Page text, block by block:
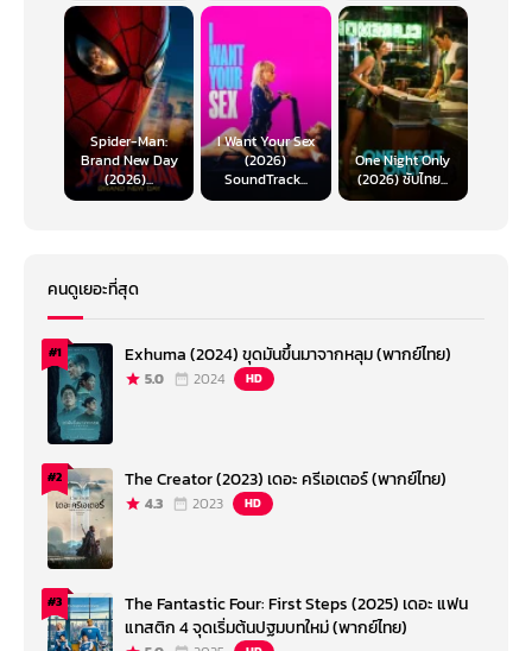
Spider-Man:
Brand New Day
(2026)...
I Want Your Sex
(2026)
SoundTrack...
One Night Only
(2026) ซับไทย...
คนดูเยอะที่สุด
#1 Exhuma (2024) ขุดมันขึ้นมาจากหลุม (พากย์ไทย)
5.0 2024 HD
#2 The Creator (2023) เดอะ ครีเอเตอร์ (พากย์ไทย)
4.3 2023 HD
#3
The Fantastic Four: First Steps (2025) เดอะ แฟน
แทสติก 4 จุดเริ่มต้นปฐมบทใหม่ (พากย์ไทย)